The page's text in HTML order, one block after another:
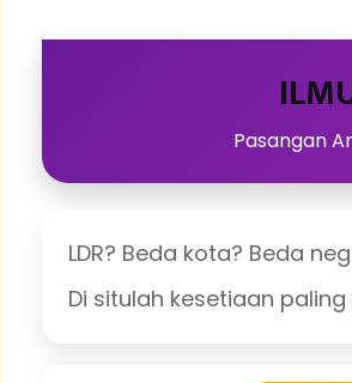
Pasangan
LDR? Beda kota? Beda
Di situlah kesetiaan